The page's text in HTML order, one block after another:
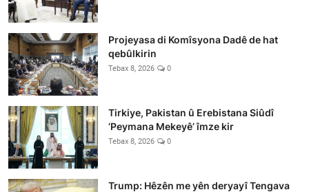
Projeyasa di Komîsyona Dadê de hat
qebûlkirin
Tebax 8, 2026 0
Tirkiye, Pakistan û Erebistana Siûdî
‘Peymana Mekeyê’ îmze kir
Tebax 8, 2026 0
Trump: Hêzên me yên deryayî Tengava